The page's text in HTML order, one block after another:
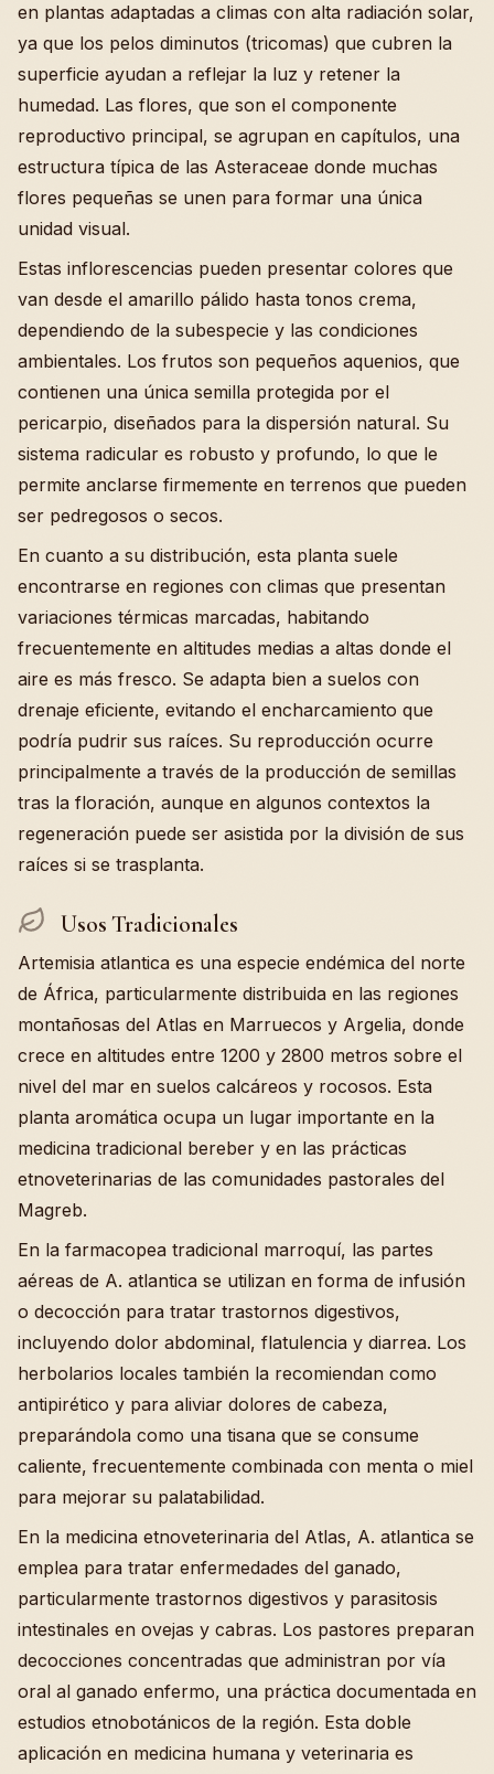
en plantas adaptadas a climas con alta radiación solar,
ya que los pelos diminutos (tricomas) que cubren la
superficie ayudan a reflejar la luz y retener la
humedad. Las flores, que son el componente
reproductivo principal, se agrupan en capítulos, una
estructura típica de las Asteraceae donde muchas
flores pequeñas se unen para formar una única
unidad visual.
Estas inflorescencias pueden presentar colores que
van desde el amarillo pálido hasta tonos crema,
dependiendo de la subespecie y las condiciones
ambientales. Los frutos son pequeños aquenios, que
contienen una única semilla protegida por el
pericarpio, diseñados para la dispersión natural. Su
sistema radicular es robusto y profundo, lo que le
permite anclarse firmemente en terrenos que pueden
ser pedregosos o secos.
En cuanto a su distribución, esta planta suele
encontrarse en regiones con climas que presentan
variaciones térmicas marcadas, habitando
frecuentemente en altitudes medias a altas donde el
aire es más fresco. Se adapta bien a suelos con
drenaje eficiente, evitando el encharcamiento que
podría pudrir sus raíces. Su reproducción ocurre
principalmente a través de la producción de semillas
tras la floración, aunque en algunos contextos la
regeneración puede ser asistida por la división de sus
raíces si se trasplanta.
Usos Tradicionales
Artemisia atlantica es una especie endémica del norte
de África, particularmente distribuida en las regiones
montañosas del Atlas en Marruecos y Argelia, donde
crece en altitudes entre 1200 y 2800 metros sobre el
nivel del mar en suelos calcáreos y rocosos. Esta
planta aromática ocupa un lugar importante en la
medicina tradicional bereber y en las prácticas
etnoveterinarias de las comunidades pastorales del
Magreb.
En la farmacopea tradicional marroquí, las partes
aéreas de A. atlantica se utilizan en forma de infusión
o decocción para tratar trastornos digestivos,
incluyendo dolor abdominal, flatulencia y diarrea. Los
herbolarios locales también la recomiendan como
antipirético y para aliviar dolores de cabeza,
preparándola como una tisana que se consume
caliente, frecuentemente combinada con menta o miel
para mejorar su palatabilidad.
En la medicina etnoveterinaria del Atlas, A. atlantica se
emplea para tratar enfermedades del ganado,
particularmente trastornos digestivos y parasitosis
intestinales en ovejas y cabras. Los pastores preparan
decocciones concentradas que administran por vía
oral al ganado enfermo, una práctica documentada en
estudios etnobotánicos de la región. Esta doble
aplicación en medicina humana y veterinaria es